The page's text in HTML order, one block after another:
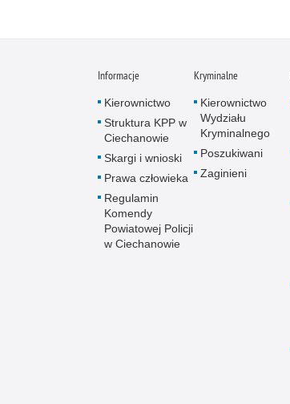
Informacje
Kierownictwo
Struktura KPP w
Ciechanowie
Skargi i wnioski
Prawa człowieka
Regulamin
Komendy
Powiatowej Policji
w Ciechanowie
Kryminalne
Kierownictwo
Wydziału
Kryminalnego
Poszukiwani
Zaginieni